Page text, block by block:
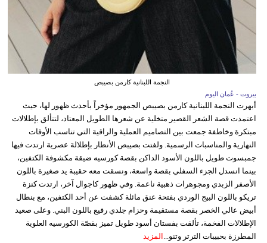
النجمة اللبنانية كارمن بصيبص
بيروت - عُمان اليوم
أبهرت النجمة اللبنانية كارمن بصيبص الجمهور مؤخراً بأحدث ظهور لها، حيث
اعتمدت قصة الشعر القصير متخلية عن شعرها الطويل المعتاد، لتتألق بإطلالات
مبتكرة وخاطفة جمعت بين التصاميم العملية والراقية التي تناسب الأوقات
النهارية والمناسبات الرسمية. ولفتت بصيبص الأنظار بإطلالة عصرية ارتدت فيها
جمبسوت طويل باللون الأسود الداكن بقصة كورسيه ضيقة مكشوفة الكتفين،
بينما انسدل الجزء السفلي بقصة واسعة، ونسقت معه حقيبة يد صغيرة باللون
الأصفر الزبدي ومجوهرات ذهبية ناعمة. وفي ظهور كاجوال آخر، ارتدت كنزة
تريكو باللون البيج الوردي بفتحة عنق مائلة كشفت عن أحد الكتفين، مع بنطال
أبيض عالي الخصر بقصة مستقيمة وحزام جلدي رفيع باللون البني. وعلى صعيد
الإطلالات الفخمة، تألقت بفستان أسود طويل تميز بقصّة الكورسيه العلوية
المطرزة بحبيبات الترتر وتنو... المزيد